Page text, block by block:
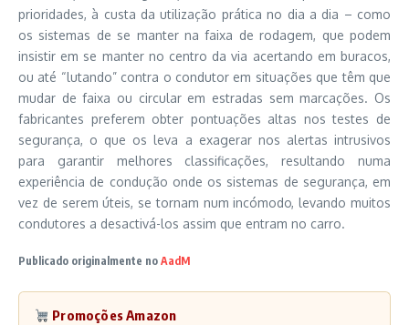
prioridades, à custa da utilização prática no dia a dia – como
os sistemas de se manter na faixa de rodagem, que podem
insistir em se manter no centro da via acertando em buracos,
ou até “lutando” contra o condutor em situações que têm que
mudar de faixa ou circular em estradas sem marcações. Os
fabricantes preferem obter pontuações altas nos testes de
segurança, o que os leva a exagerar nos alertas intrusivos
para garantir melhores classificações, resultando numa
experiência de condução onde os sistemas de segurança, em
vez de serem úteis, se tornam num incómodo, levando muitos
condutores a desactivá-los assim que entram no carro.
Publicado originalmente no AadM
Promoções Amazon